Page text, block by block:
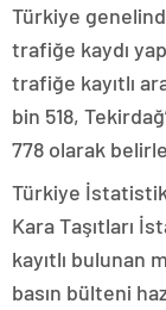
Türkiye
trafiğe kaydı
trafiğe kayıtlı
bin 518,
778 olarak
Türkiye İstatistik
Kara Taşıtları
kayıtlı bulunan
basın bülteni